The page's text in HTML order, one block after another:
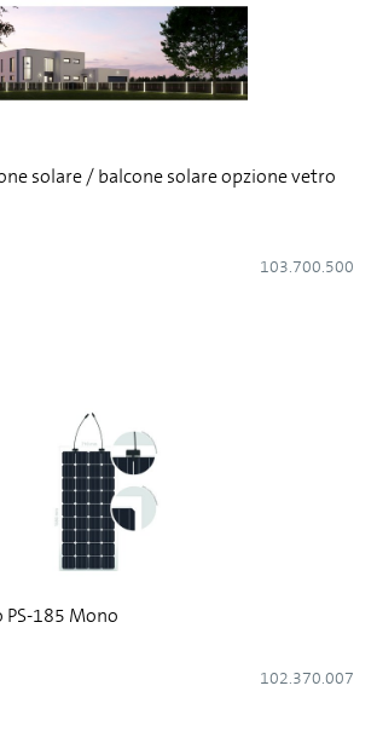
solare / balcone solare opzione vetro
103.700.500
185 Mono
102.370.007